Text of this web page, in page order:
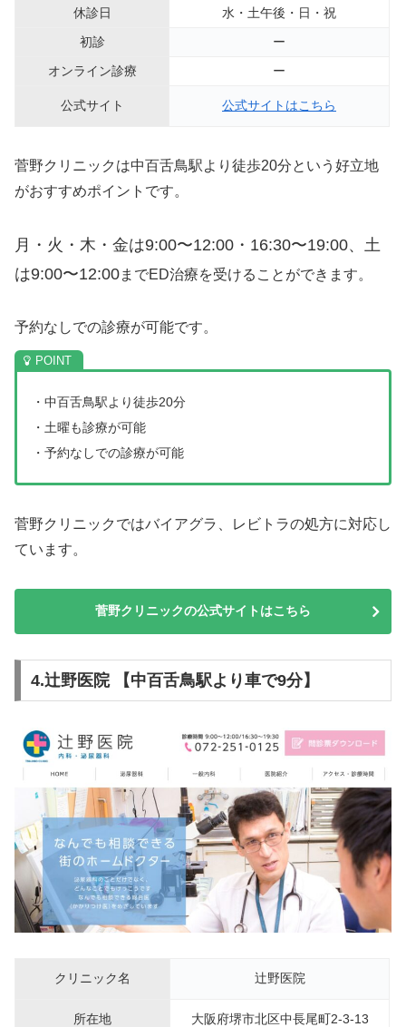
休診日
水・土午後・日・祝
初診
ー
オンライン診療
ー
公式サイト 公式サイトはこちら
菅野クリニックは中百舌鳥駅より徒歩20分という好立地
がおすすめポイントです。
月・火・木・金は9:00〜12:00・16:30〜19:00、 土
は9:00〜12:00までED治療を受けることができます。
予約なしでの診療が可能です。
・中百舌鳥駅より徒歩20分
・土曜も診療が可能
・予約なしでの診療が可能
菅野クリニックではバイアグラ、レビトラの処方に対応し
ています。
菅野クリニックの公式サイトはこちら
4.辻野医院 【中百舌鳥駅より車で9分】
クリニック名 辻野医院
所在地 大阪府堺市北区中長尾町2-3-13